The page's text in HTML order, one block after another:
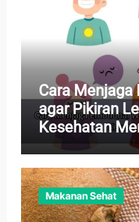
Cara
agar Pikiran
Kesehatan
Makanan Sehat